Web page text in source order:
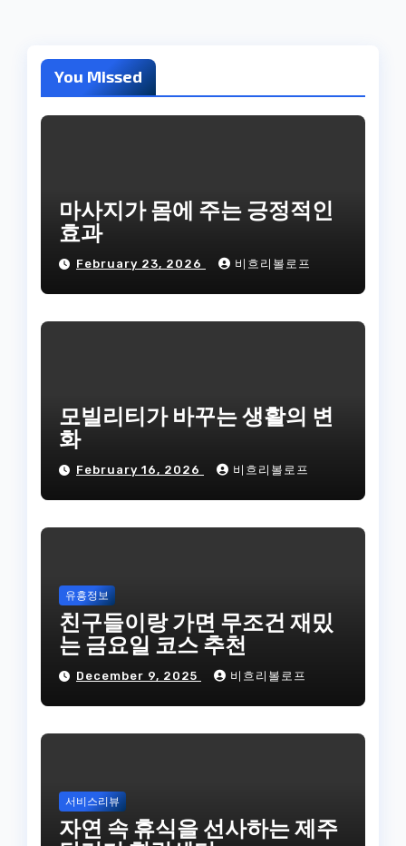
You Missed
마사지가 몸에 주는 긍정적인
효과
February 23, 2026 비흐리볼로프
모빌리티가 바꾸는 생활의 변
화
February 16, 2026 비흐리볼로프
유흥정보
친구들이랑 가면 무조건 재밌
는 금요일 코스 추천
December 9, 2025 비흐리볼로프
서비스리뷰
자연 속 휴식을 선사하는 제주